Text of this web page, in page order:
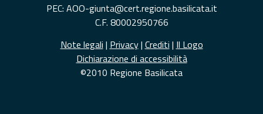
PEC: AOO-giunta@cert.regione.basilicata.it
C.F. 80002950766
Note legali | Privacy| Crediti | Il Logo
Dichiarazione di accessibilità
©2010 Regione Basilicata